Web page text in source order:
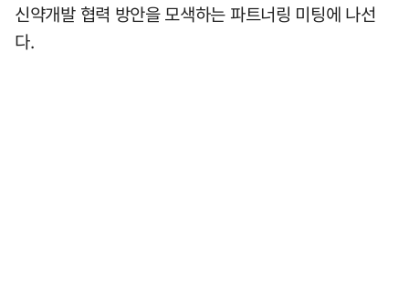
신약개발 협력 방안을 모색하는 파트너링 미팅에 나선
다.